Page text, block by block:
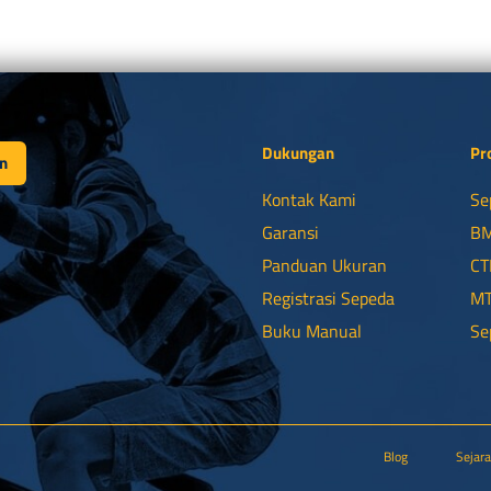
Dukungan
Kontak Kami
Garansi
Panduan Ukuran
Registrasi Sepeda
Buku Manual
Blog